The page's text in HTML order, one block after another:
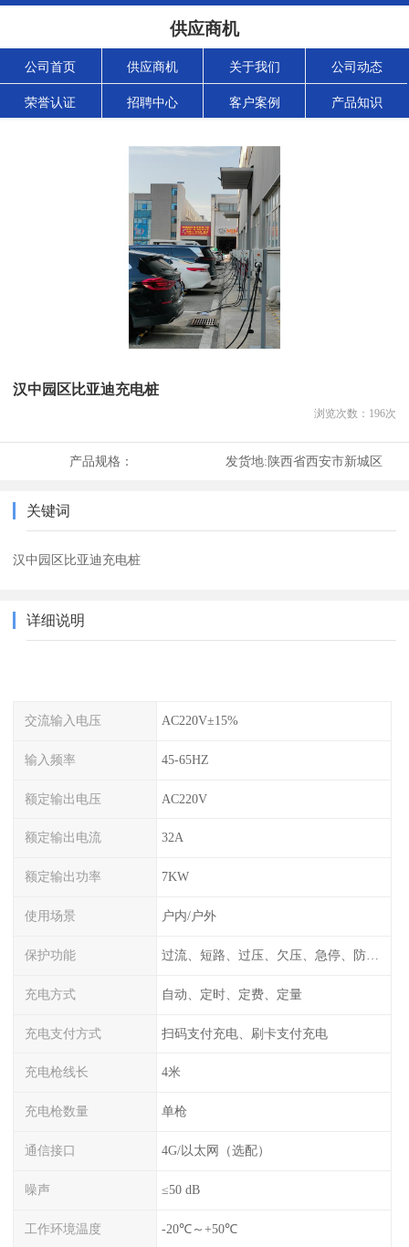
供应商机
公司首页 供应商机 关于我们 公司动态
荣誉认证 招聘中心 客户案例 产品知识
汉中园区比亚迪充电桩
浏览次数： 196次
产品规格： 发货地:陕西省西安市新城区
关键词
汉中园区比亚迪充电桩
详细说明
交流输入电压 AC220V±15%
输入频率 45-65HZ
额定输出电压 AC220V
额定输出电流 32A
额定输出功率 7KW
使用场景 户内/户外
保护功能 过流、短路、过压、欠压、急停、防雷、漏电保护
充电方式 自动、定时、定费、定量
充电支付方式 扫码支付充电、刷卡支付充电
充电枪线长 4米
充电枪数量 单枪
通信接口 4G/以太网（选配）
噪声 ≤50 dB
工作环境温度 -20℃～+50℃